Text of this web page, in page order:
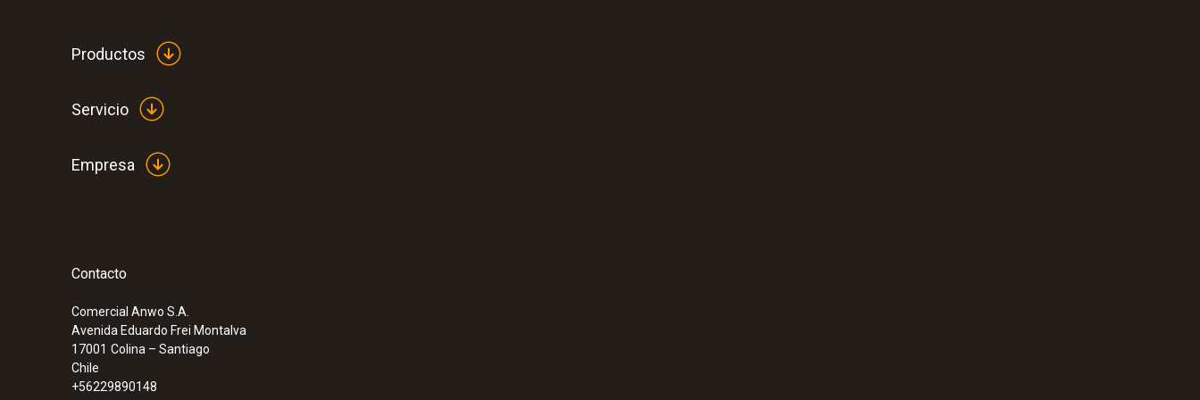
:0560 4450
Productos
Servicio
Empresa
Contacto
Comercial Anwo S.A.
Avenida Eduardo Frei Montalva
17001 Colina – Santiago
Chile
+56229890148